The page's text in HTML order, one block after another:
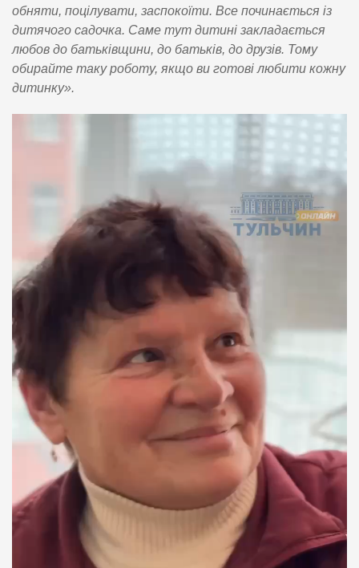
обняти, поцілувати, заспокоїти. Все починається із
дитячого садочка. Саме тут дитині закладається
любов до батьківщини, до батьків, до друзів. Тому
обирайте таку роботу, якщо ви готові любити кожну
дитинку».